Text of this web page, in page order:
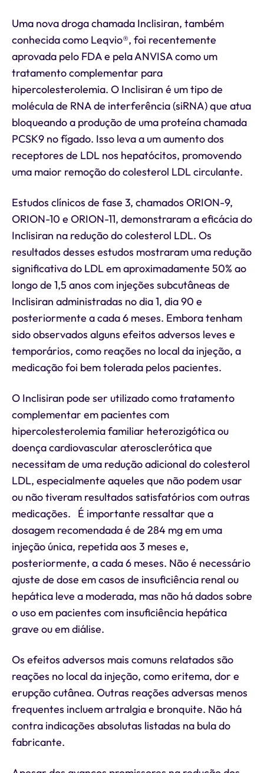
Uma nova droga chamada Inclisiran, também
conhecida como Leqvio®, foi recentemente
aprovada pelo FDA e pela ANVISA como um
tratamento complementar para
hipercolesterolemia. O Inclisiran é um tipo de
molécula de RNA de interferência (siRNA) que atua
bloqueando a produção de uma proteína chamada
PCSK9 no fígado. Isso leva a um aumento dos
receptores de LDL nos hepatócitos, promovendo
uma maior remoção do colesterol LDL circulante.
Estudos clínicos de fase 3, chamados ORION-9,
ORION-10 e ORION-11, demonstraram a eficácia do
Inclisiran na redução do colesterol LDL. Os
resultados desses estudos mostraram uma redução
significativa do LDL em aproximadamente 50% ao
longo de 1,5 anos com injeções subcutâneas de
Inclisiran administradas no dia 1, dia 90 e
posteriormente a cada 6 meses. Embora tenham
sido observados alguns efeitos adversos leves e
temporários, como reações no local da injeção, a
medicação foi bem tolerada pelos pacientes.
O Inclisiran pode ser utilizado como tratamento
complementar em pacientes com
hipercolesterolemia familiar heterozigótica ou
doença cardiovascular aterosclerótica que
necessitam de uma redução adicional do colesterol
LDL, especialmente aqueles que não podem usar
ou não tiveram resultados satisfatórios com outras
medicações. É importante ressaltar que a
dosagem recomendada é de 284 mg em uma
injeção única, repetida aos 3 meses e,
posteriormente, a cada 6 meses. Não é necessário
ajuste de dose em casos de insuficiência renal ou
hepática leve a moderada, mas não há dados sobre
o uso em pacientes com insuficiência hepática
grave ou em diálise.
Os efeitos adversos mais comuns relatados são
reações no local da injeção, como eritema, dor e
erupção cutânea. Outras reações adversas menos
frequentes incluem artralgia e bronquite. Não há
contra indicações absolutas listadas na bula do
fabricante.